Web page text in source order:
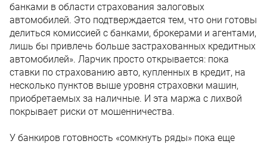
банками в области страхования залоговых
автомобилей. Это подтверждается тем, что они готовы
делиться комиссией с банками, брокерами и агентами,
лишь бы привлечь больше застрахованных кредитных
автомобилей». Ларчик просто открывается: пока
ставки по страхованию авто, купленных в кредит, на
несколько пунктов выше уровня страховки машин,
приобретаемых за наличные. И эта маржа с лихвой
покрывает риски от мошенничества.
У банкиров готовность «сомкнуть ряды» пока еще